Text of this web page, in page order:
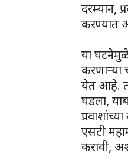
दरम्यान,
करण्यात
या
करणाऱ्या
येत आहे.
घडला,
एसटी
करावी,